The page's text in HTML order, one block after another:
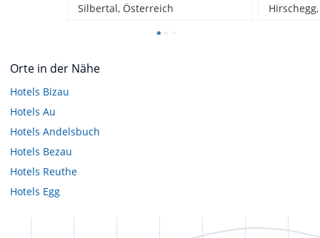
Silbertal, Österreich
Orte in der Nähe
Hotels Bizau
Hotels Au
Hotels Andelsbuch
Hotels Bezau
Hotels Reuthe
Hotels Egg